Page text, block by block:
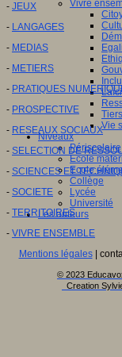
Vivre
Vie
Niveaux
Périscolaire
Ecole
Ecole
Collège
Lycée
Université
Les auteurs
- JEUX
- LANGAGES
- MEDIAS
- METIERS
- PRATIQUES
- PROSPECTIVE
- RESEAUX SOCIAUX
- SELECTION DE
- SCIENCES ET
- SOCIETE
- TERRITOIRES
- VIVRE ENSEMBLE
Mentions légales|
© 2023
Creation